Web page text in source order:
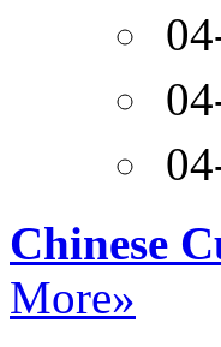
Chinese
More»